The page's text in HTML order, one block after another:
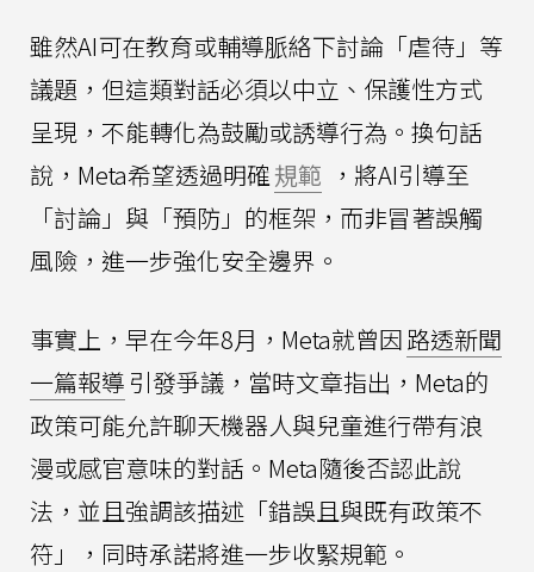
雖然AI可在教育或輔導脈絡下討論「虐待」等
議題，但這類對話必須以中立、保護性方式
呈現，不能轉化為鼓勵或誘導行為。換句話
說，Meta希望透過明確規範 ，將AI引導至
「討論」與「預防」的框架，而非冒著誤觸
風險，進一步強化安全邊界。
事實上，早在今年8月，Meta就曾因路透新聞
一篇報導 引發爭議，當時文章指出，Meta的
政策可能允許聊天機器人與兒童進行帶有浪
漫或感官意味的對話。Meta隨後否認此說
法，並且強調該描述「錯誤且與既有政策不
符」，同時承諾將進一步收緊規範。